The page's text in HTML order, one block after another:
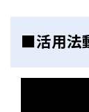
■活用法